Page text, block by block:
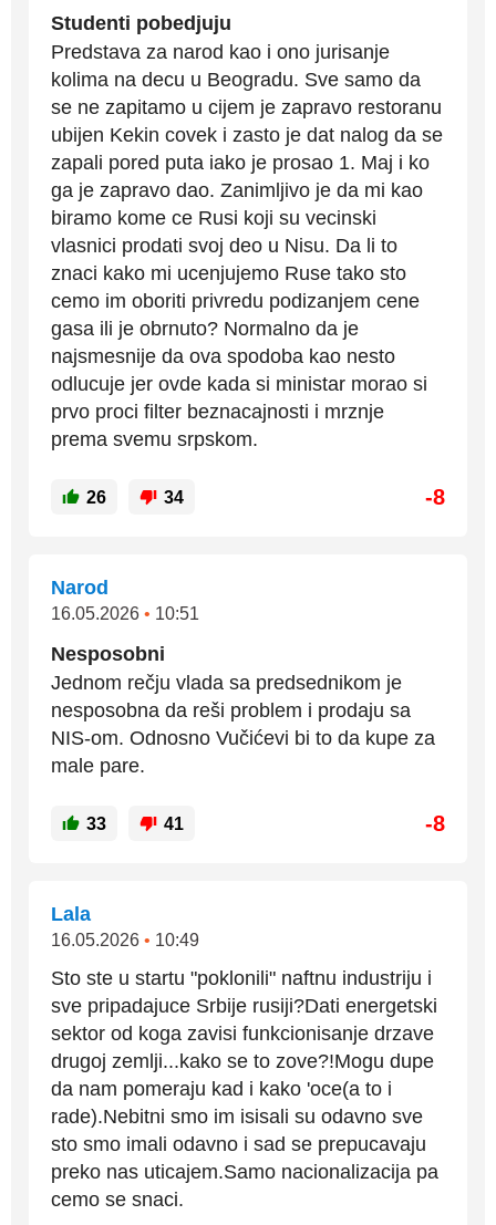
Studenti pobedjuju
Predstava za narod kao i ono jurisanje
kolima na decu u Beogradu. Sve samo da
se ne zapitamo u cijem je zapravo restoranu
ubijen Kekin covek i zasto je dat nalog da se
zapali pored puta iako je prosao 1. Maj i ko
ga je zapravo dao. Zanimljivo je da mi kao
biramo kome ce Rusi koji su vecinski
vlasnici prodati svoj deo u Nisu. Da li to
znaci kako mi ucenjujemo Ruse tako sto
cemo im oboriti privredu podizanjem cene
gasa ili je obrnuto? Normalno da je
najsmesnije da ova spodoba kao nesto
odlucuje jer ovde kada si ministar morao si
prvo proci filter beznacajnosti i mrznje
prema svemu srpskom.
26 34 -8
Narod
16.05.2026 • 10:51
Nesposobni
Jednom rečju vlada sa predsednikom je
nesposobna da reši problem i prodaju sa
NIS-om. Odnosno Vučićevi bi to da kupe za
male pare.
33 41 -8
Lala
16.05.2026 • 10:49
Sto ste u startu "poklonili" naftnu industriju i
sve pripadajuce Srbije rusiji?Dati energetski
sektor od koga zavisi funkcionisanje drzave
drugoj zemlji...kako se to zove?!Mogu dupe
da nam pomeraju kad i kako 'oce(a to i
rade).Nebitni smo im isisali su odavno sve
sto smo imali odavno i sad se prepucavaju
preko nas uticajem.Samo nacionalizacija pa
cemo se snaci.